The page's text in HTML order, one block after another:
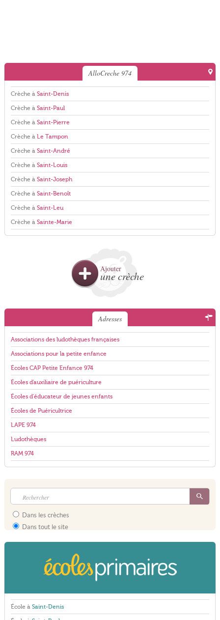
AlloCreche 974
Crèche à Saint-Denis
Crèche à Saint-Paul
Crèche à Saint-Pierre
Crèche à Le Tampon
Crèche à Saint-André
Crèche à Saint-Louis
Crèche à Saint-Joseph
Crèche à Saint-Benoît
Crèche à Saint-Leu
Crèche à Sainte-Marie
Ajouter
une crèche
Adresses
Associations des ludothèques françaises
Associations pour la petite enfance
Écoles CAP Petite Enfance 974
Écoles d'auxiliaire de puériculture
Écoles d'éducateur de jeunes enfants
Écoles de Puéricultrice
LAPE 974
Ludothèques
RAM 974
Dans les crèches
Dans tout le site
École à Saint-Denis